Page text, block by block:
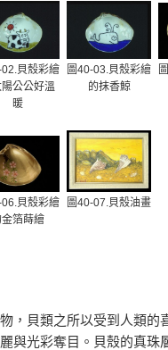
02.貝殼彩繪
陽公公好溫
暖
圖40-03.貝殼彩繪
的抹香鯨
06.貝殼彩繪
金箔蒔繪
圖40-07.貝殼油畫
，貝類之所以受到人類的
與光彩奪目。貝殼的真珠